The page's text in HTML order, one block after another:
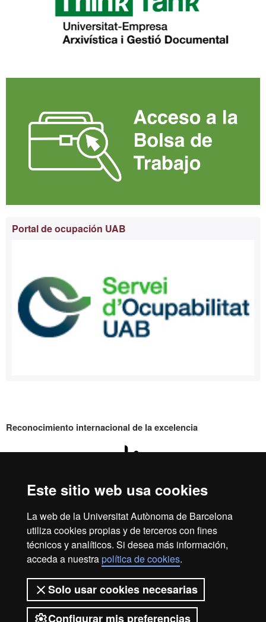
Este sitio web usa cookies
La web de la Universitat Autònoma de Barcelona
utiliza cookies propias y de terceros con fines
técnicos y analíticos. Si desea más información,
acceda a nuestrapolítica de cookies.
Solo usar cookies necesarias
Configurar mis preferencias
Portal de ocupación UAB
Reconocimiento internacional de la excelencia
HR
in
Protección de datos Sobre la web
Somos una universidad líder que imparte una docencia de
calidad, diversificada, multidisciplinaria y flexible, adecuada
modelos de la Europa del conocimiento. La UAB es
reconocida internacionalmente por la calidad y el carácter
innovador de su investigación.